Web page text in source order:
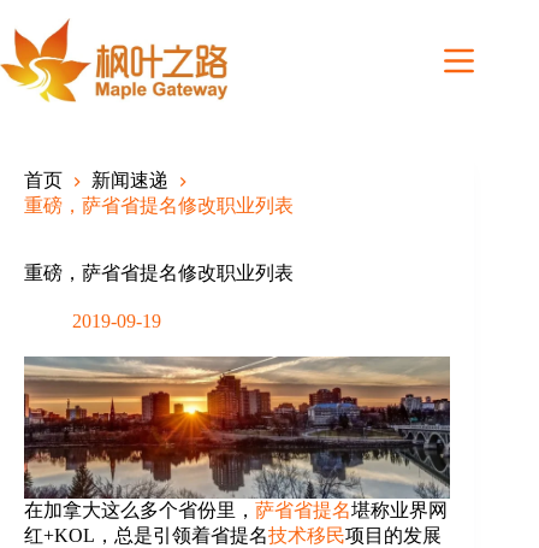
content
首页
新闻速递
重磅，萨省省提名修改职业列表
重磅，萨省省提名修改职业列表
2019-09-19
在加拿大这么多个省份里， 萨省省提名堪称业界网
红+KOL，总是引领着省提名技术移民项目的发展